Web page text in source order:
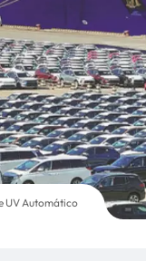
UV Automático